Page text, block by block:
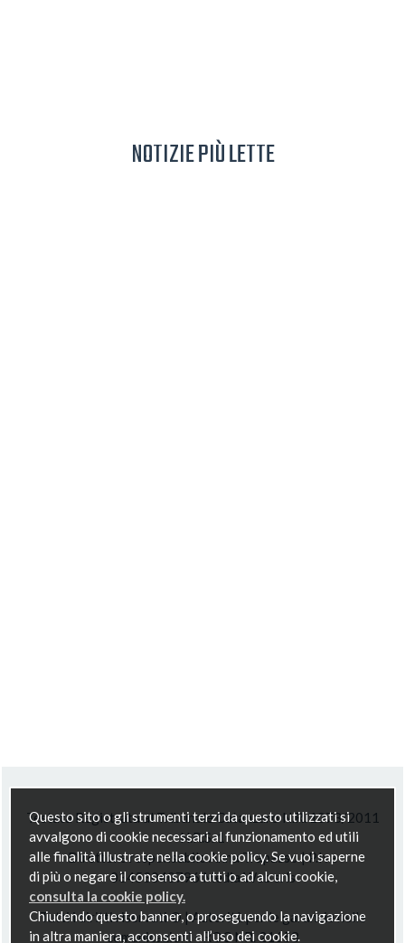
NOTIZIE PIÙ LETTE
Testata Registrata al Tribunale Catanzaro N.R. 1078/2011
N.R.S. 1
Direttore responsabile Anna Trapasso | P.Iva
03453040796 Media Web srls
Tutti i diritti riservati © | Autorità per le garanzie nelle
comunicazioni - ROC NR. 21658
Questo sito o gli strumenti terzi da questo utilizzati si
avvalgono di cookie necessari al funzionamento ed utili
alle finalità illustrate nella cookie policy. Se vuoi saperne
di più o negare il consenso a tutti o ad alcuni cookie,
consulta la cookie policy.
Chiudendo questo banner, o proseguendo la navigazione
in altra maniera, acconsenti all’uso dei cookie.